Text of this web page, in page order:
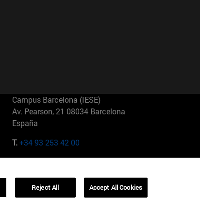
Campus Barcelona (IESE)
Av. Pearson, 21 08034 Barcelona
España
T.+34 93 253 42 00
01321001 Bela Vista Brasil
Reject All Accept All Cookies